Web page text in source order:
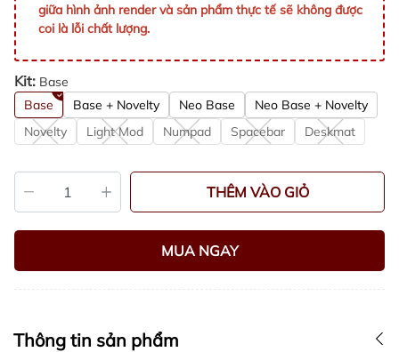
giữa hình ảnh render và sản phẩm thực tế sẽ không được
coi là lỗi chất lượng.
Kit: Base
Base
Base + Novelty Neo Base
Neo Base + Novelty
Novelty
Light Mod Numpad Spacebar Deskmat
THÊM VÀO GIỎ
MUA NGAY
Thông tin sản phẩm